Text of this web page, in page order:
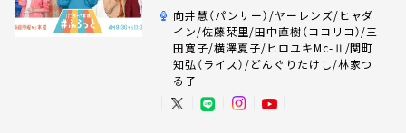
向井慧（パンサー）/ヤーレンズ/ヒャダ
イン/佐藤栞里/田中直樹（ココリコ）/三
田寛子/横澤夏子/ヒロユキMc-Ⅱ/関町
知弘（ライス）/どんぐりたけし/林家つ
る子